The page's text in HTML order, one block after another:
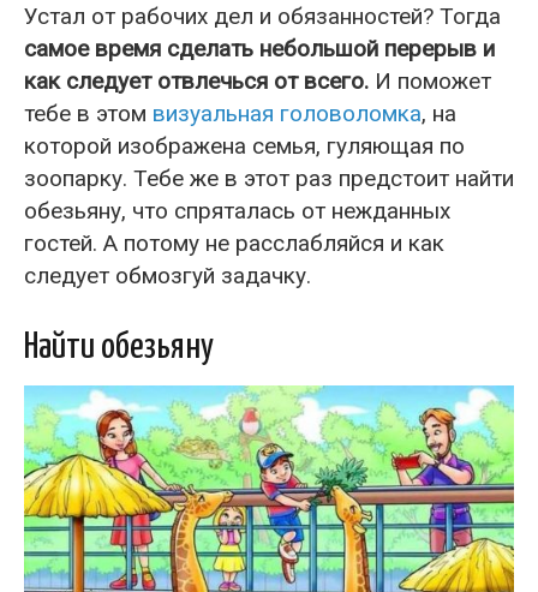
Устал от рабочих дел и обязанностей? Тогда
самое время сделать небольшой перерыв и
как следует отвлечься от всего. И поможет
тебе в этом визуальная головоломка, на
которой изображена семья, гуляющая по
зоопарку. Тебе же в этот раз предстоит найти
обезьяну, что спряталась от нежданных
гостей. А потому не расслабляйся и как
следует обмозгуй задачку.
Найти обезьяну